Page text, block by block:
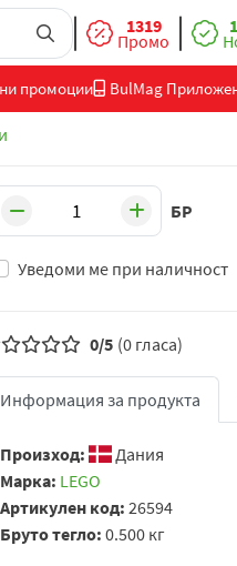
1319
Промо
промоции BulMag
БР
Уведоми ме при наличност
0/5 (0 гласа)
Информация за продукта
Произход:
Дания
Марка: LEGO
Артикулен код: 26594
Бруто тегло: 0.500 кг